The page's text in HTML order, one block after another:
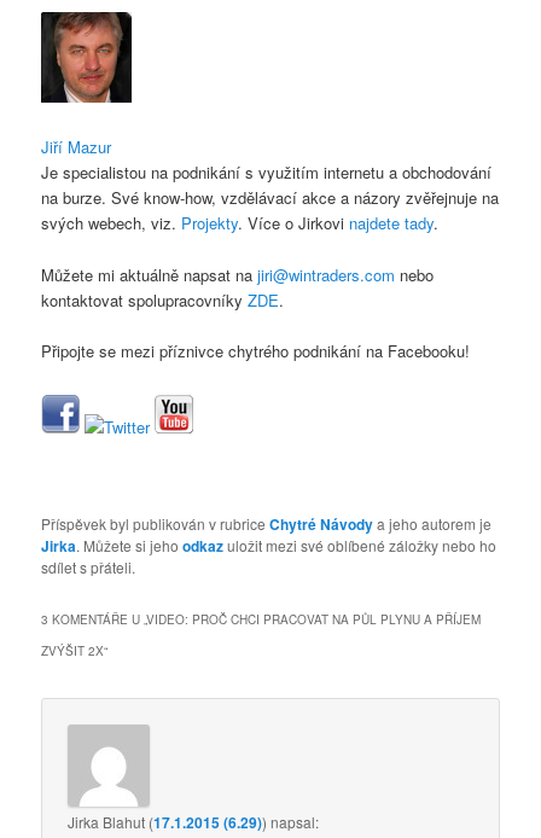
Jiří Mazur
Je specialistou na podnikání s využitím internetu a obchodování
na burze. Své know-how, vzdělávací akce a názory zvěřejnuje na
svých webech, viz. Projekty. Více o Jirkovi najdete tady.
Můžete mi aktuálně napsat na jiri@wintraders.com nebo
kontaktovat spolupracovníkyZDE.
Připojte se mezi příznivce chytrého podnikání na Facebooku!
Příspěvek byl publikován v rubriceChytré Návodya jeho autorem je
Jirka. Můžete si jehoodkazuložit mezi své oblíbené záložky nebo ho
sdílet s přáteli.
3 KOMENTÁŘE U „VIDEO: PROČ CHCI PRACOVAT NA PŮL PLYNU A PŘÍJEM
ZVÝŠIT 2X“
Jirka Blahut (17.1.2015 (6.29))napsal: